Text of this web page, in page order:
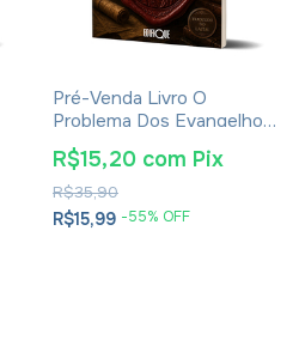
Pré-Venda Livro O
Problema Dos Evangelhos
E Soluções- Eusébio De
Cesareia
R$15,99 -55% OFF
R$35,90
R$15,20 com Pix